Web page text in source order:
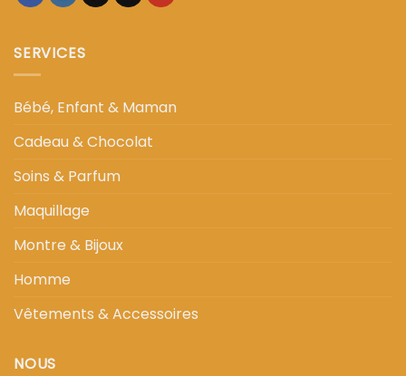
SERVICES
Bébé, Enfant & Maman
Cadeau & Chocolat
Soins & Parfum
Maquillage
Montre & Bijoux
Homme
Vêtements & Accessoires
NOUS